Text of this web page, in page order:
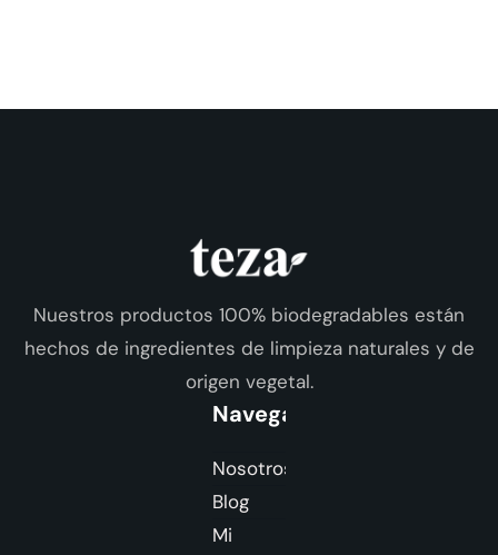
Nuestros productos 100% biodegradables están
hechos de ingredientes de limpieza naturales y de
origen vegetal.
Navegación
Nosotros
Blog
Mi